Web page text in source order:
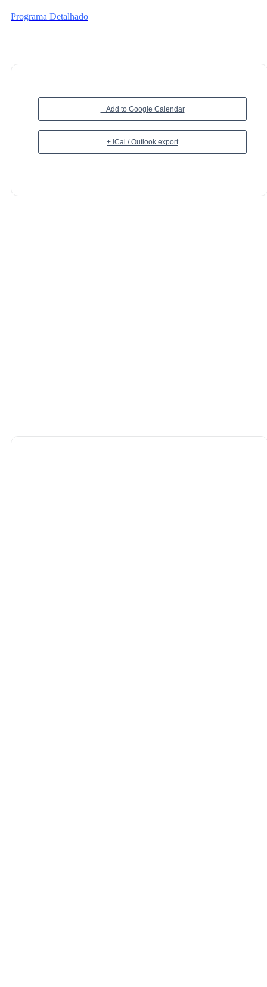
Programa Detalhado
+ Add to Google Calendar
+ iCal / Outlook export